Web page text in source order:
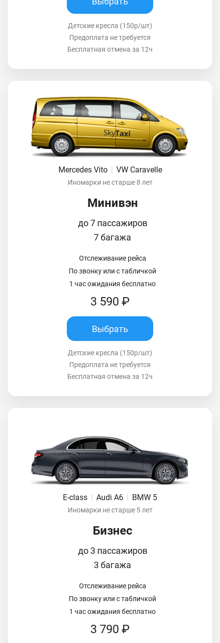
Детские кресла (150р/шт)
Предоплата не требуется
Бесплатная отмена за 12ч
Mercedes Vito VW Caravelle
Иномарки не старше 8 лет
Минивэн
до 7 пассажиров
7 багажа
Отслеживание рейса
По звонку или с табличкой
1 час ожидания бесплатно
3 590 ₽
Выбрать
Детские кресла (150р/шт)
Предоплата не требуется
Бесплатная отмена за 12ч
E-class | Audi A6 | BMW 5
Иномарки не старше 5 лет
Бизнес
до 3 пассажиров
3 багажа
Отслеживание рейса
По звонку или с табличкой
1 час ожидания бесплатно
3 790 ₽